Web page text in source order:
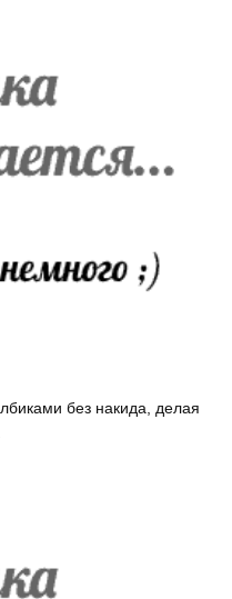
без накида, делая